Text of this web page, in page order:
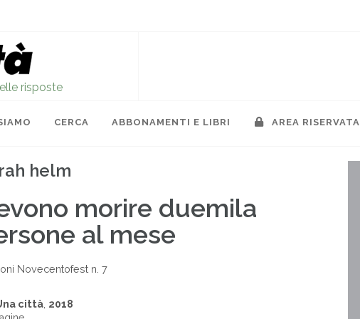
risposte
CERCA ABBONAMENTI E LIBRI AREA RISERVATA
helm
morire duemila
al mese
Novecentofest n. 7
città 2018